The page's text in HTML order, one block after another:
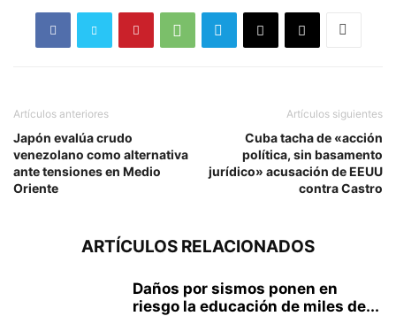
Artículos anteriores
Japón evalúa crudo
venezolano como alternativa
ante tensiones en Medio
Oriente
Artículos siguientes
Cuba tacha de «acción
política, sin basamento
jurídico» acusación de EEUU
contra Castro
ARTÍCULOS RELACIONADOS
Daños por sismos ponen en
riesgo la educación de miles de...